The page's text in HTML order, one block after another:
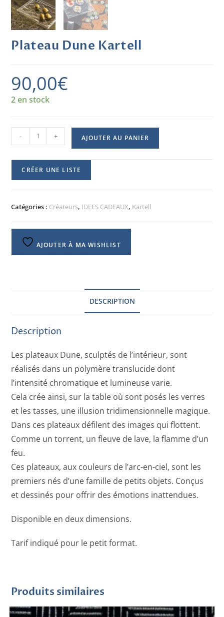
Plateau Dune Kartell
90,00€
2 en stock
- + AJOUTER AU PANIER
CRÉER UNE LISTE
Catégories : Créateurs, IDEES CADEAUX, Kartell
AJOUTER À MA WISHLIST
DESCRIPTION
Description
Les plateaux Dune, sculptés de l’intérieur, sont
réalisés dans un polymère translucide dont
l’intensité chromatique et lumineuse varie.
Cela crée ainsi, sur la table où sont posés les verres
et les tasses, une illusion tridimensionnelle magique.
Dans ces plateaux défilent des images qui flottent.
Comme un torrent, un fleuve de lave, la flamme d’un
feu.
Ces plateaux, aux couleurs de l’arc-en-ciel, sont les
premiers nés d’une famille de petits objets. Conçus
et dessinés pour offrir des émotions inattendues.
Disponible en deux dimensions.
Tarif indiqué pour le petit format.
Produits similaires